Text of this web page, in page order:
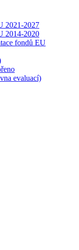
2021-2027
2014-2020
fondů EU
evaluací)